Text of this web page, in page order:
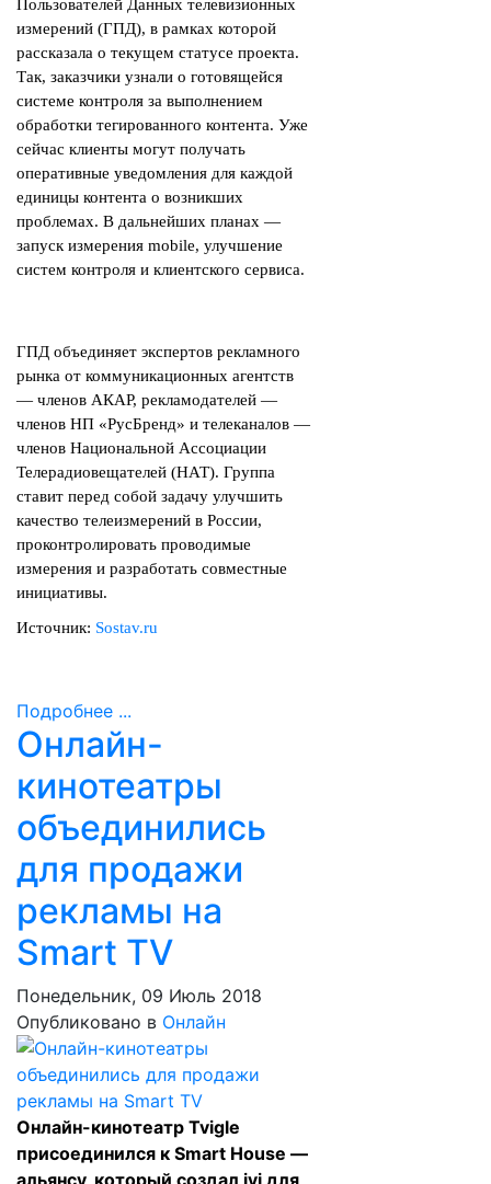
Пользователей Данных телевизионных
измерений (ГПД), в рамках которой
рассказала о текущем статусе проекта.
Так, заказчики узнали о готовящейся
системе контроля за выполнением
обработки тегированного контента. Уже
сейчас клиенты могут получать
оперативные уведомления для каждой
единицы контента о возникших
проблемах. В дальнейших планах —
запуск измерения mobile, улучшение
систем контроля и клиентского сервиса.
ГПД объединяет экспертов рекламного
рынка от коммуникационных агентств
— членов АКАР, рекламодателей —
членов НП «РусБренд» и телеканалов —
членов Национальной Ассоциации
Телерадиовещателей (НАТ). Группа
ставит перед собой задачу улучшить
качество телеизмерений в России,
проконтролировать проводимые
измерения и разработать совместные
инициативы.
Источник: Sostav.ru
Подробнее ...
Онлайн-
кинотеатры
объединились
для продажи
рекламы на
Smart TV
Понедельник, 09 Июль 2018
Опубликовано в Онлайн
Онлайн-кинотеатр Tvigle
присоединился к Smart House —